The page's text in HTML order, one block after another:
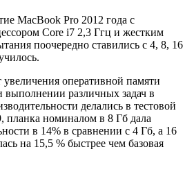
MacBook Pro 2012 года с
Core i7 2,3 Ггц и жестким
поочередно ставились с 4, 8, 16
оперативной памяти
выполнении различных задач в
делались в тестовой
планка номиналом в 8 Гб дала
в 14% в сравнении с 4 Гб, а 16
на 15,5 % быстрее чем базовая